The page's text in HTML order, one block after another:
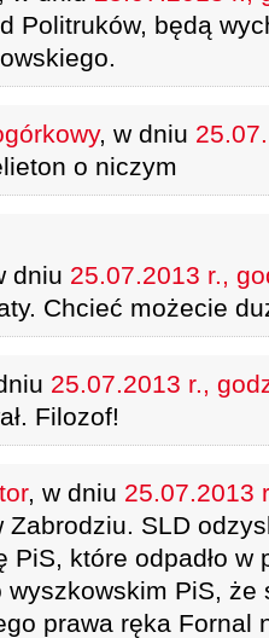
Politruków, będą
, w dniu
o niczym
dniu 25.07.2013 r.,
Chcieć możecie
25.07.2013 r.,
Filozof!
, w dniu 25.07.2013
Zabrodziu. SLD
PiS, które odpadło w
PiS, że
prawa ręka Fornal